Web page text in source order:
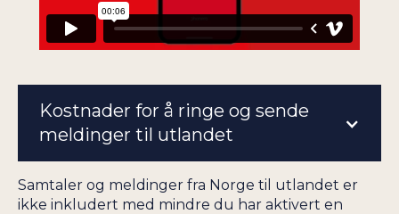
Kostnader for å ringe og sende
meldinger til utlandet
Samtaler og meldinger fra Norge til utlandet er
ikke inkludert med mindre du har aktivert en